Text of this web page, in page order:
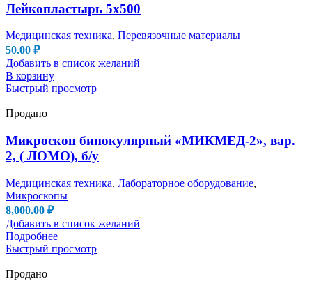
Лейкопластырь 5х500
Медицинская техника, Перевязочные материалы
50.00 ₽
Добавить в список желаний
В корзину
Быстрый просмотр
Продано
Микроскоп бинокулярный «МИКМЕД-2», вар.
2, ( ЛОМО), б/у
Медицинская техника, Лабораторное оборудование,
Микроскопы
8,000.00 ₽
Добавить в список желаний
Подробнее
Быстрый просмотр
Продано